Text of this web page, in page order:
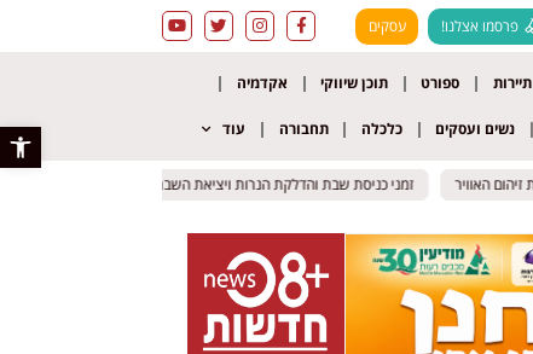
פתח
פרסמו אצלנו! עסקים
תיירות ספורט תוכן שיווקי אקדמיה
נשים ועסקים כלכלה תחבורה עוד
זמני כניסת שבת והדלקת הנרות ויציאת השבת | 7-8 באוגוסט 2026
זמני כניסת שבת והדלקת הנרות ויציאת השבת | 7-8 באוגוסט 2026